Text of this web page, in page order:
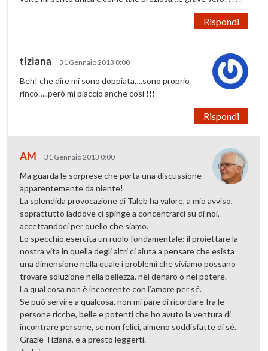
Rispondi
tiziana 31 Gennaio 2013 0:00
Beh! che dire mi sono doppiata….sono proprio
rinco…..però mi piaccio anche così !!!
Rispondi
AM 31 Gennaio 2013 0:00
Ma guarda le sorprese che porta una discussione
apparentemente da niente!
La splendida provocazione di Taleb ha valore, a mio avviso,
soprattutto laddove ci spinge a concentrarci su di noi,
accettandoci per quello che siamo.
Lo specchio esercita un ruolo fondamentale: il proiettare la
nostra vita in quella degli altri ci aiuta a pensare che esista
una dimensione nella quale i problemi che viviamo possano
trovare soluzione nella bellezza, nel denaro o nel potere.
La qual cosa non è incoerente con l’amore per sé.
Se può servire a qualcosa, non mi pare di ricordare fra le
persone ricche, belle e potenti che ho avuto la ventura di
incontrare persone, se non felici, almeno soddisfatte di sé.
Grazie Tiziana, e a presto leggerti.